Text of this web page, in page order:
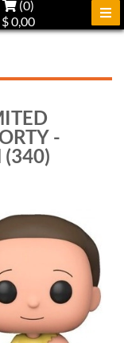
(0)
$ 0,00
-
(340)